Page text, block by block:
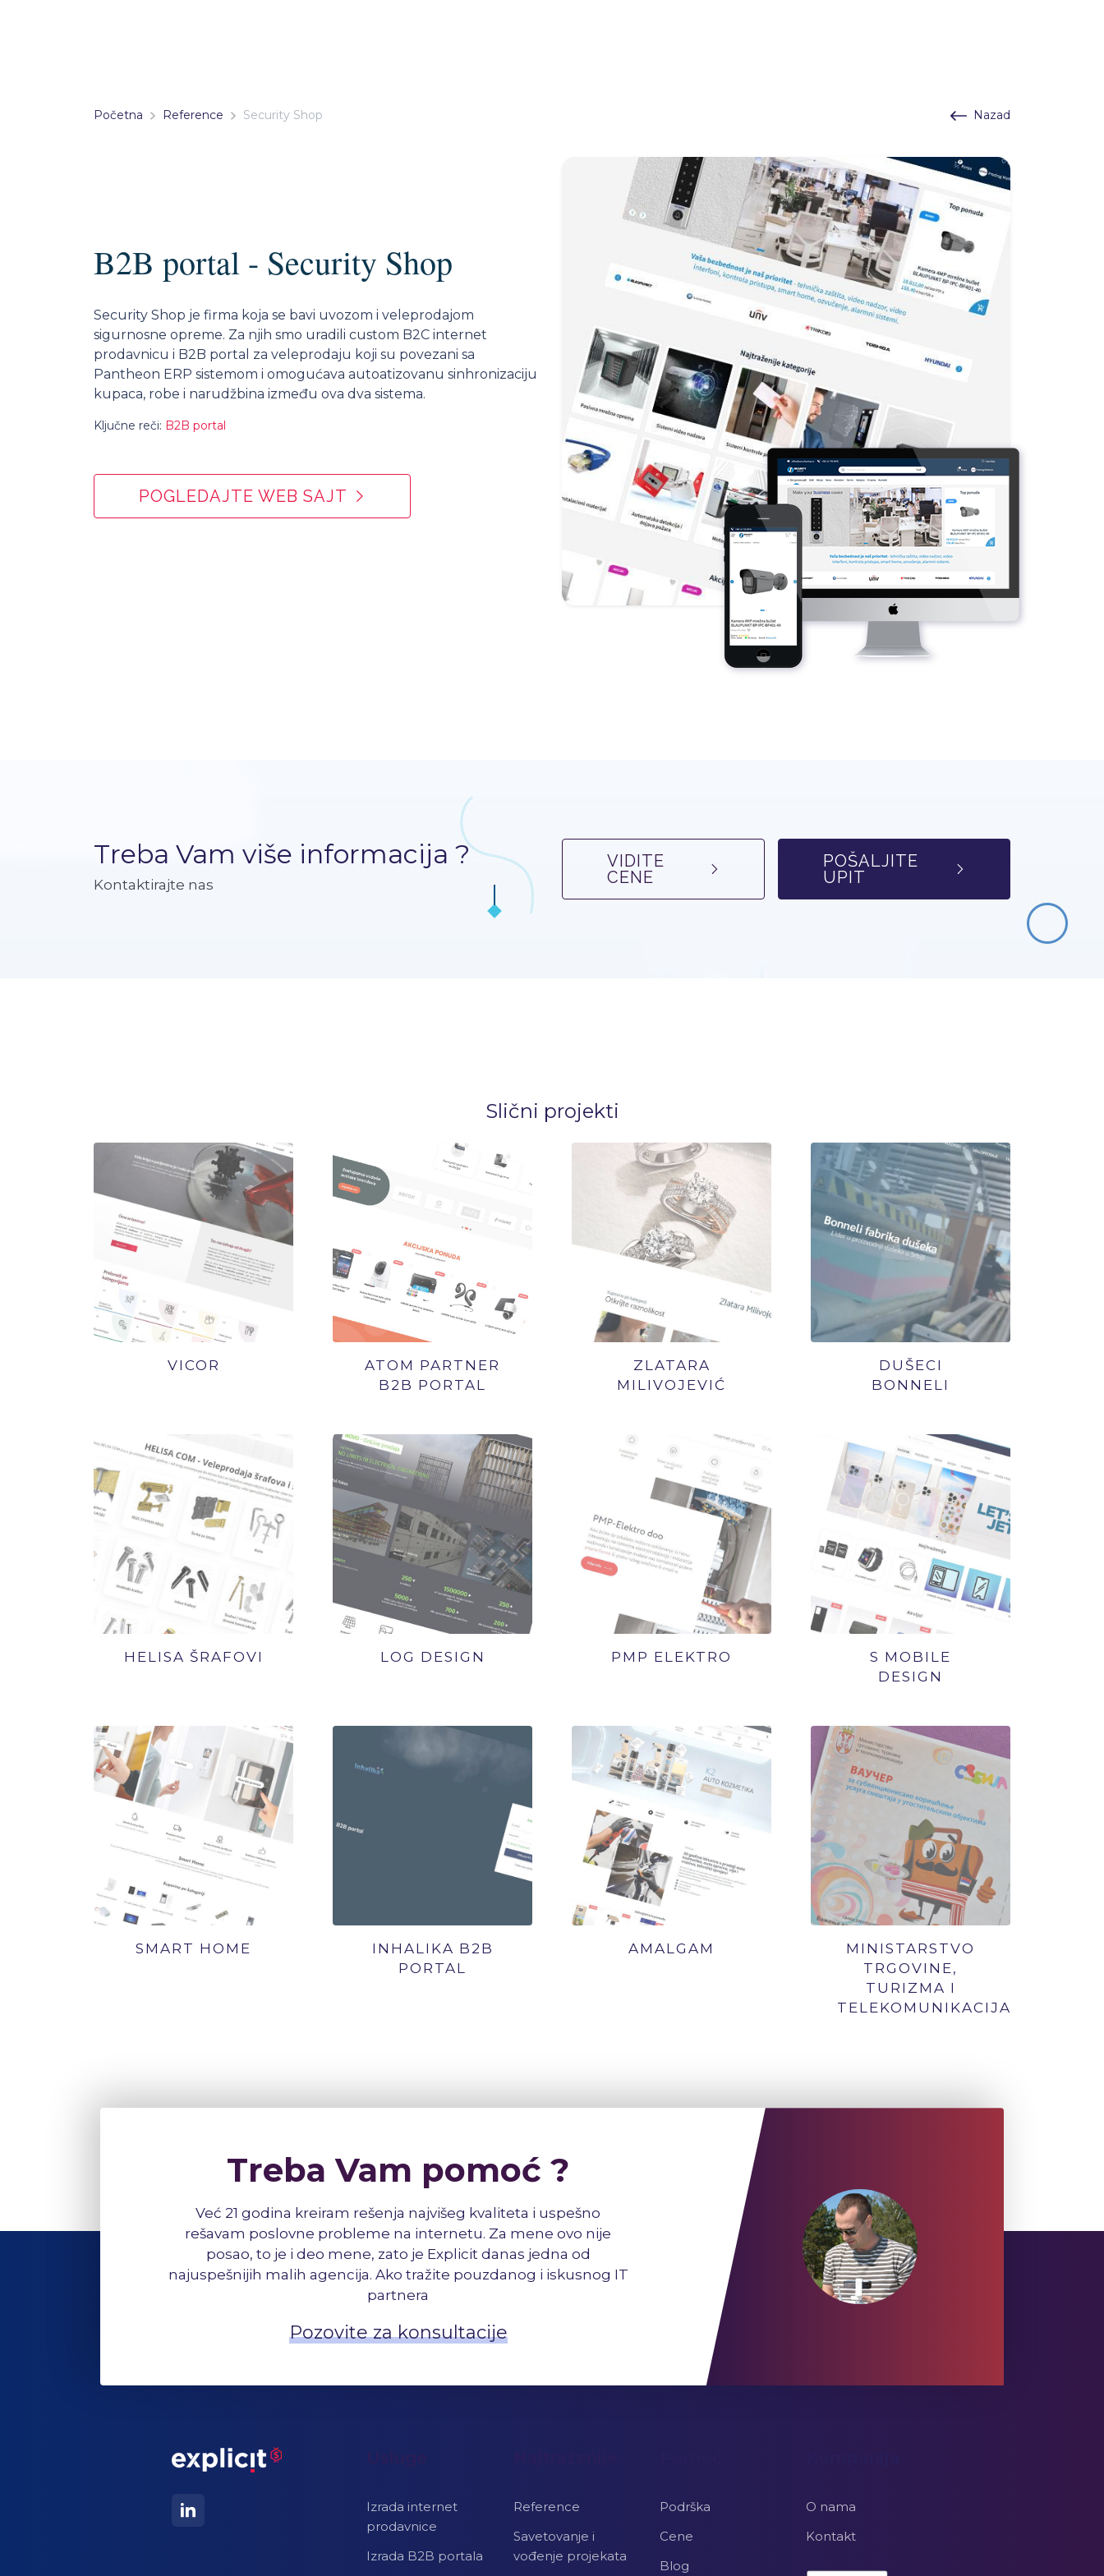
Početna Reference Security Shop Nazad
B2B portal - Security Shop
Security Shop je firma koja se bavi uvozom i veleprodajom
sigurnosne opreme. Za njih smo uradili custom B2C internet
prodavnicu i B2B portal za veleprodaju koji su povezani sa
Pantheon ERP sistemom i omogućava autoatizovanu sinhronizaciju
kupaca, robe i narudžbina između ova dva sistema.
Ključne reči: B2B portal
POGLEDAJTE WEB SAJT
Treba Vam više informacija ?
Kontaktirajte nas
VIDITE
CENE
POŠALJITE
UPIT
Slični projekti
VICOR
ATOM PARTNER
B2B PORTAL
ZLATARA
MILIVOJEVIĆ
DUŠECI
BONNELI
HELISA ŠRAFOVI LOG DESIGN PMP ELEKTRO
S MOBILE
DESIGN
SMART HOME
INHALIKA B2B
PORTAL
AMALGAM
MINISTARSTVO
TRGOVINE,
TURIZMA I
TELEKOMUNIKACIJA
Treba Vam pomoć ?
Već 21 godina kreiram rešenja najvišeg kvaliteta i uspešno
rešavam poslovne probleme na internetu. Za mene ovo nije
posao, to je i deo mene, zato je Explicit danas jedna od
najuspešnijih malih agencija. Ako tražite pouzdanog i iskusnog IT
partnera
Pozovite za konsultacije
Izrada internet
prodavnice
Izrada B2B portala
Reference
Savetovanje i
vođenje projekata
Podrška
Cene
Blog
O nama
Kontakt